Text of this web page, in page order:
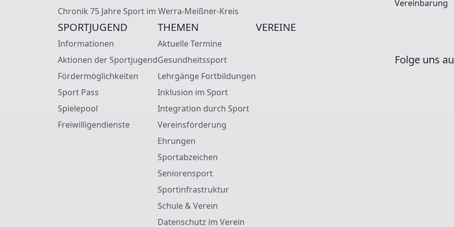
Chronik 75 Jahre Sport im Werra-Meißner-Kreis
SPORTJUGEND
Informationen
Aktionen der Sportjugend
Fördermöglichkeiten
Sport Pass
Spielepool
Freiwilligendienste
THEMEN
Aktuelle Termine
Gesundheitssport
Lehrgänge Fortbildungen
Inklusion im Sport
Integration durch Sport
Vereinsförderung
Ehrungen
Sportabzeichen
Seniorensport
Sportinfrastruktur
Schule & Verein
Datenschutz im Verein
VEREINE
Vereinbarung
Folge uns